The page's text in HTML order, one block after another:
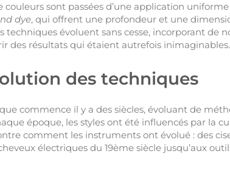
sont passées d’une application
dye, qui offrent une profondeur et une
techniques évoluent sans cesse, incorporant de
des résultats qui étaient autrefois inimaginables.
des techniques
commence il y a des siècles, évoluant de
époque, les styles ont été influencés par la
comment les instruments ont évolué : des
électriques du 19ème siècle jusqu’aux